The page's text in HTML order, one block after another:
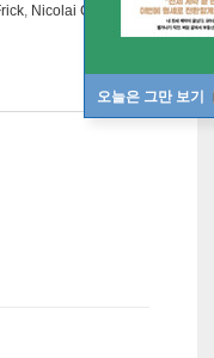
오늘은 그만 보기
, Nicolai Gedda 노래 외 33명